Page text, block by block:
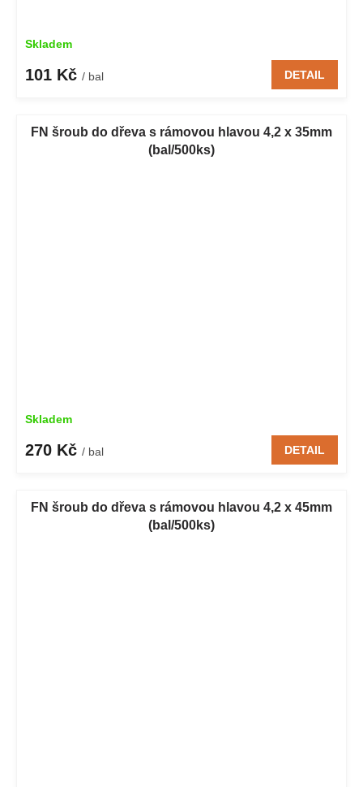
Skladem
101 Kč / bal DETAIL
FN šroub do dřeva s rámovou hlavou 4,2 x 35mm
(bal/500ks)
Skladem
270 Kč / bal DETAIL
FN šroub do dřeva s rámovou hlavou 4,2 x 45mm
(bal/500ks)